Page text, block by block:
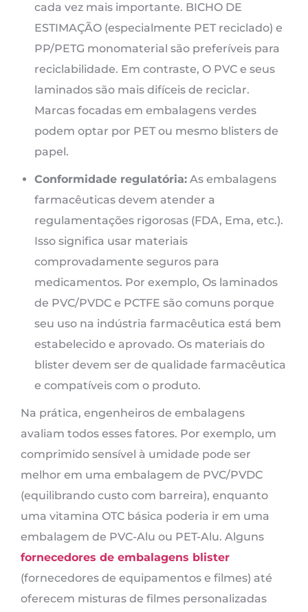
cada vez mais importante. BICHO DE
ESTIMAÇÃO (especialmente PET reciclado) e
PP/PETG monomaterial são preferíveis para
reciclabilidade. Em contraste, O PVC e seus
laminados são mais difíceis de reciclar.
Marcas focadas em embalagens verdes
podem optar por PET ou mesmo blisters de
papel.
Conformidade regulatória: As embalagens
farmacêuticas devem atender a
regulamentações rigorosas (FDA, Ema, etc.).
Isso significa usar materiais
comprovadamente seguros para
medicamentos. Por exemplo, Os laminados
de PVC/PVDC e PCTFE são comuns porque
seu uso na indústria farmacêutica está bem
estabelecido e aprovado. Os materiais do
blister devem ser de qualidade farmacêutica
e compatíveis com o produto.
Na prática, engenheiros de embalagens
avaliam todos esses fatores. Por exemplo, um
comprimido sensível à umidade pode ser
melhor em uma embalagem de PVC/PVDC
(equilibrando custo com barreira), enquanto
uma vitamina OTC básica poderia ir em uma
embalagem de PVC-Alu ou PET-Alu. Alguns
fornecedores de embalagens blister
(fornecedores de equipamentos e filmes) até
oferecem misturas de filmes personalizadas